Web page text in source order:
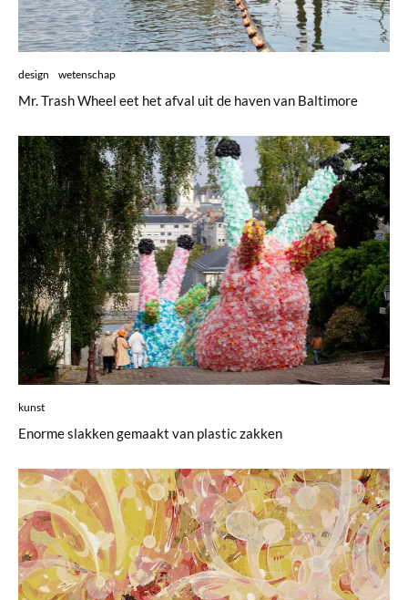
design wetenschap
Mr. Trash Wheel eet het afval uit de haven van Baltimore
kunst
Enorme slakken gemaakt van plastic zakken